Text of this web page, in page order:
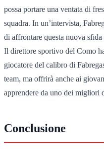
possa portare una ventata di
squadra. In un’intervista,
di affrontare questa nuova
Il direttore sportivo del Como
giocatore del calibro di
team, ma offrirà anche ai
apprendere da uno dei migliori
Conclusione